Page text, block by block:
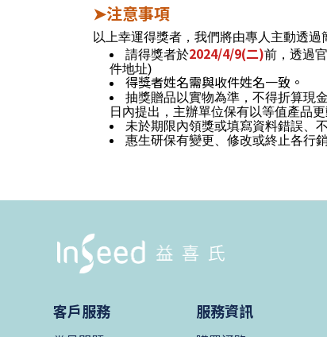
➤注意事項
以上幸運得獎者，我們將由專人主動透過
請得獎者於2024/4/9(二)前，透過
件地址)
得獎者姓名需與收件姓名一致。
抽獎贈品以實物為準，不得折算現
日內提出，主辦單位保有以等值產品更
未於期限內領獎或填寫資料錯誤、
惠生研保有變更、修改或終止各行
客戶服務 服務資訊